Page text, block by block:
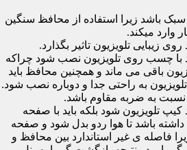
باشد زیرا استفاده از محافظ سنگین
وارد میکند.
زیبایی تلویزیون تاثیر بگذارد.
با چسب روی تلویزیون نصب شود چراکه
باقی می ماند و همچنین محافظ باید
به راحتی جدا و دوباره نصب شود.
به ضربه مقاوم باشد.
تلویزیون شود بلکه باید با صفحه
باشد تا هوا ردو بدل شود و صفحه
فاصله ی غیر استاندارد بین محافظ و